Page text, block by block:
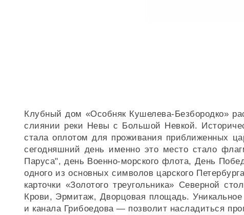
Клубный дом «Особняк Кушелева-Безбородко»
слиянии реки Невы с Большой Невкой.
стала оплотом для проживания приближенных
сегодняшний день именно это место стало
Паруса", день Военно-морского флота, День
одного из основных символов царского
карточки «Золотого треугольника» Северной
Крови, Эрмитаж, Дворцовая площадь.
и канала Грибоедова — позволит насладиться